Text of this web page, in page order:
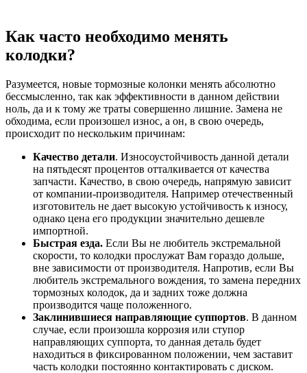
Как часто необходимо менять
колодки?
Разумеется, новые тормозные колонки менять абсолютно
бессмысленно, так как эффективности в данном действии
ноль, да и к тому же траты совершенно лишние. Замена не
обходима, если произошел износ, а он, в свою очередь,
происходит по нескольким причинам:
Качество детали. Износоустойчивость данной детали
на пятьдесят процентов отталкивается от качества
запчасти. Качество, в свою очередь, напрямую зависит
от компании-производителя. Например отечественный
изготовитель не дает высокую устойчивость к износу,
однако цена его продукции значительно дешевле
импортной.
Быстрая езда. Если Вы не любитель экстремальной
скорости, то колодки прослужат Вам гораздо дольше,
вне зависимости от производителя. Напротив, если Вы
любитель экстремального вождения, то замена передних
тормозных колодок, да и задних тоже должна
производится чаще положенного.
Заклинившиеся направляющие суппортов. В данном
случае, если произошла коррозия или ступор
направляющих суппорта, то данная деталь будет
находиться в фиксированном положении, чем заставит
часть колодки постоянно контактировать с диском.